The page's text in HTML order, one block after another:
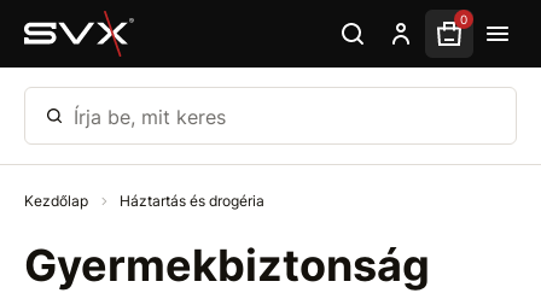
Ugrás az oldal fő részéhez 0
Írja be, mit keres
Kezdőlap Háztartás és drogéria
Gyermekbiztonság